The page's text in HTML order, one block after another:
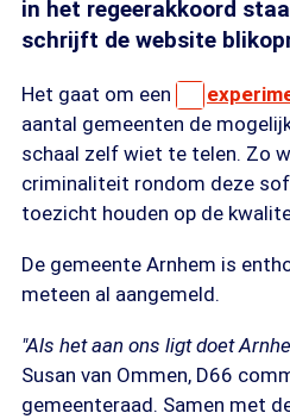
in het regeerakkoord
schrijft de website
Het gaat om een
aantal gemeenten de
schaal zelf wiet te telen. Zo
criminaliteit rondom deze
toezicht houden op de
De gemeente Arnhem is
meteen al aangemeld.
"Als het aan ons ligt doet
Susan van Ommen, D66
gemeenteraad. Samen met